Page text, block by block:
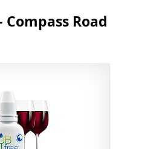
Compass Road